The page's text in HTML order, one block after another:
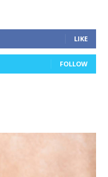
LIKE
FOLLOW